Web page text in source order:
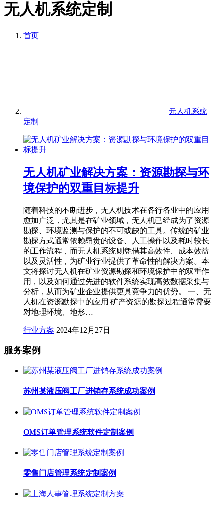
无人机系统定制
首页
无人机系统
定制
无人机矿业解决方案：资源勘探与环
境保护的双重目标提升
随着科技的不断进步，无人机技术在各行各业中的应用
愈加广泛，尤其是在矿业领域，无人机已经成为了资源
勘探、环境监测与保护的不可或缺的工具。传统的矿业
勘探方式通常依赖昂贵的设备、人工操作以及耗时较长
的工作流程，而无人机系统则凭借其高效性、成本效益
以及灵活性，为矿业行业提供了革命性的解决方案。本
文将探讨无人机在矿业资源勘探和环境保护中的双重作
用，以及如何通过先进的软件系统实现高效数据采集与
分析，从而为矿业企业提供更具竞争力的优势。 一、无
人机在资源勘探中的应用 矿产资源的勘探过程通常需要
对地理环境、地形…
行业方案 2024年12月27日
服务案例
苏州某液压阀工厂进销存系统成功案例
OMS订单管理系统软件定制案例
零售门店管理系统定制案例